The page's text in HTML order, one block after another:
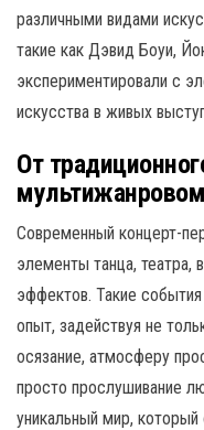
различными видами
такие как Дэвид Боуи,
экспериментировали с
искусства в живых
От
Современный концерт-
элементы танца, театра,
эффектов. Такие
опыт, задействуя не
осязание, атмосферу
просто прослушивание
уникальный мир, который